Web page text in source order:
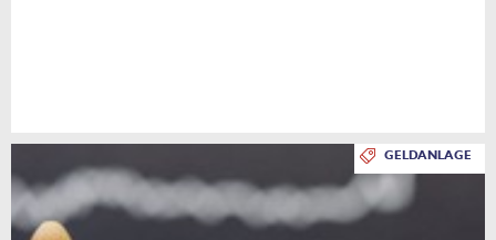
GELDANLAGE